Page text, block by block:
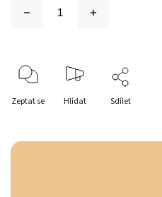
Zeptat se Hlídat Sdílet